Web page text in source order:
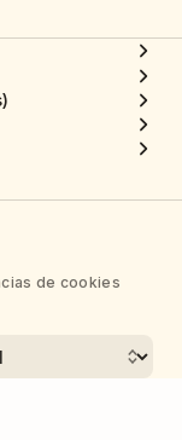
de cookies